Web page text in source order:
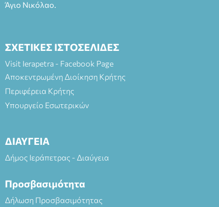
Άγιο Νικόλαο.
ΣΧΕΤΙΚΕΣ ΙΣΤΟΣΕΛΙΔΕΣ
Visit Ierapetra - Facebook Page
Αποκεντρωμένη Διοίκηση Κρήτης
Περιφέρεια Κρήτης
Υπουργείο Εσωτερικών
ΔΙΑΥΓΕΙΑ
Δήμος Ιεράπετρας - Διαύγεια
Προσβασιμότητα
Δήλωση Προσβασιμότητας